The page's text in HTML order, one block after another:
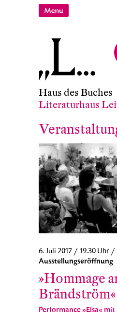
Haus des Buches
Literaturhaus
6. Juli 2017 / 19.30 Uhr
Ausstellungseröffnung
»Hommage
Brändström«
Performance »Elsa«